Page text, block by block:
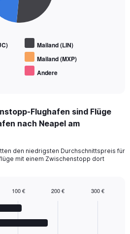
Mailand (LIN)
Mailand (MXP)
Andere
Flughafen sind Flüge
nach Neapel am
den niedrigsten Durchschnittspreis für
mit einem Zwischenstopp dort
100 € 200 € 300 €